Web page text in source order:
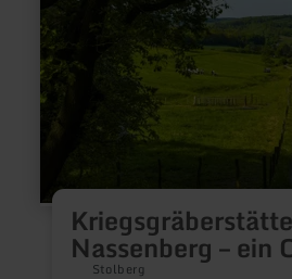
Nassenberg – ein
Stolberg
Ort
Gedenkens